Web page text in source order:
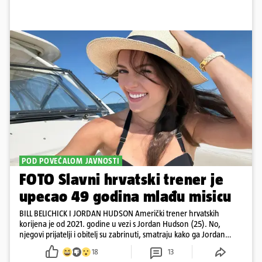
POD POVEĆALOM JAVNOSTI
FOTO Slavni hrvatski trener je
upecao 49 godina mlađu misicu
BILL BELICHICK I JORDAN HUDSON Američki trener hrvatskih
korijena je od 2021. godine u vezi s Jordan Hudson (25). No,
njegovi prijatelji i obitelj su zabrinuti, smatraju kako ga Jordan
kontrolira
18 13